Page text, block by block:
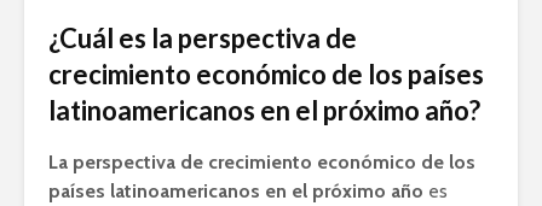
¿Cuál es la perspectiva de
crecimiento económico de los países
latinoamericanos en el próximo año?
La perspectiva de crecimiento económico de los
países latinoamericanos en el próximo año es